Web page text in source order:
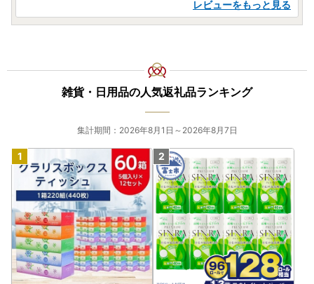
レビューをもっと見る
雑貨・日用品の人気返礼品ランキング
集計期間：2026年8月1日～2026年8月7日